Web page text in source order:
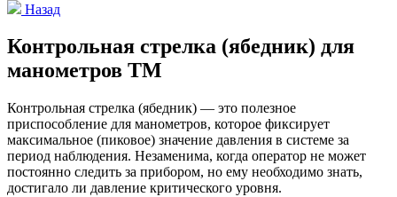
Назад
Контрольная стрелка (ябедник) для
манометров ТМ
Контрольная стрелка (ябедник) — это полезное
приспособление для манометров, которое фиксирует
максимальное (пиковое) значение давления в системе за
период наблюдения. Незаменима, когда оператор не может
постоянно следить за прибором, но ему необходимо знать,
достигало ли давление критического уровня.